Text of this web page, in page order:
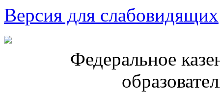
Версия для слабовидящих
Федеральное